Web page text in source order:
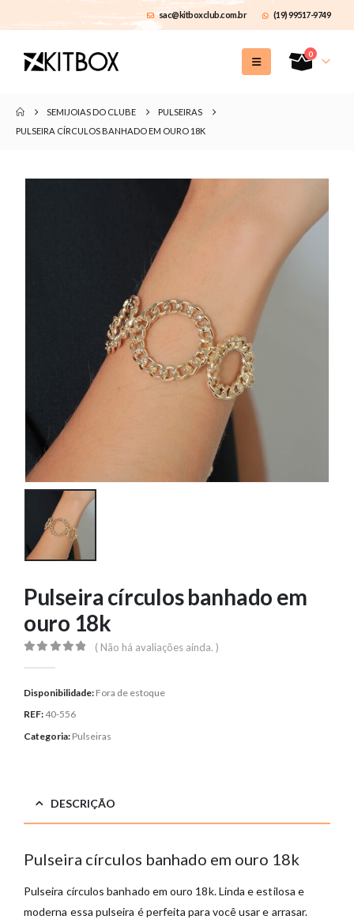
sac@kitboxclub.com.br (19) 99517-9749
0
SEMIJOIAS DO CLUBE
PULSEIRAS
PULSEIRA CÍRCULOS BANHADO EM OURO 18K
Pulseira círculos banhado em
ouro 18k
( Não há avaliações ainda. )
Disponibilidade: Fora de estoque
REF:40-556
Categoria: Pulseiras
DESCRIÇÃO
Pulseira círculos banhado em ouro 18k
Pulseira círculos banhado em ouro 18k. Linda e estilosa e
moderna essa pulseira é perfeita para você usar e arrasar.